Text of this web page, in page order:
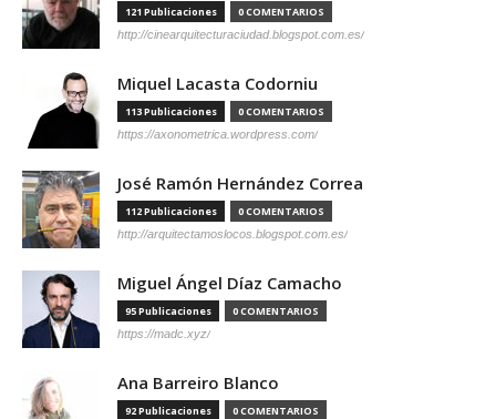
121 Publicaciones 0 COMENTARIOS
http://cinearquitecturaciudad.blogspot.com.es/
Miquel Lacasta Codorniu
113 Publicaciones 0 COMENTARIOS
https://axonometrica.wordpress.com/
José Ramón Hernández Correa
112 Publicaciones 0 COMENTARIOS
http://arquitectamoslocos.blogspot.com.es/
Miguel Ángel Díaz Camacho
95 Publicaciones 0 COMENTARIOS
https://madc.xyz/
Ana Barreiro Blanco
92 Publicaciones 0 COMENTARIOS